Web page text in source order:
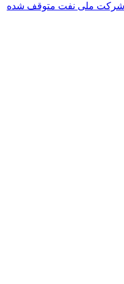
شرکت ملی نفت متوقف شده